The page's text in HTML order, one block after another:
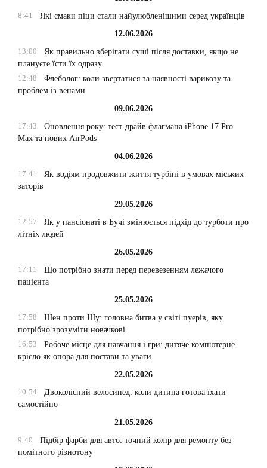
8:41
Які смаки піци стали найулюбленішими серед українців
12.06.2026
13:00
Як правильно зберігати суші після доставки, якщо не
плануєте їсти їх одразу
12:48
Флеболог: коли звертатися за наявності варикозу та
проблем із венами
09.06.2026
17:43
Оновлення року: тест-драйв флагмана iPhone 17 Pro
Max та нових AirPods
04.06.2026
17:41
Як водіям продовжити життя турбіні в умовах міських
заторів
29.05.2026
12:57
Як у пансіонаті в Бучі змінюється підхід до турботи про
літніх людей
26.05.2026
17:11
Що потрібно знати перед перевезенням лежачого
пацієнта
25.05.2026
17:58
Шен проти Шу: головна битва у світі пуерів, яку
потрібно зрозуміти новачкові
16:53
Робоче місце для навчання і гри: дитяче компютерне
крісло як опора для постави та уваги
22.05.2026
10:54
Двоколісний велосипед: коли дитина готова їхати
самостійно
21.05.2026
9:40
Підбір фарби для авто: точний колір для ремонту без
помітного різнотону